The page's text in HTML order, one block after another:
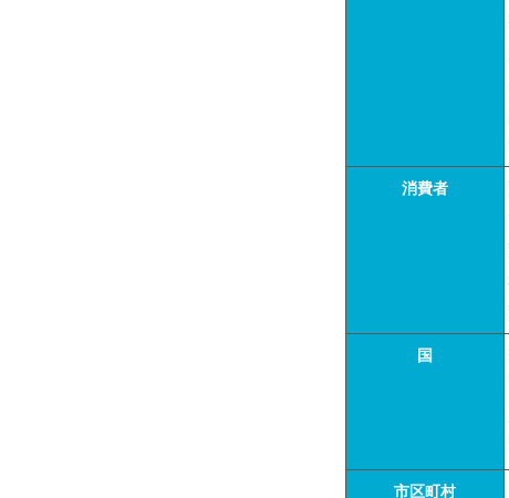
消費者
国
市区町村